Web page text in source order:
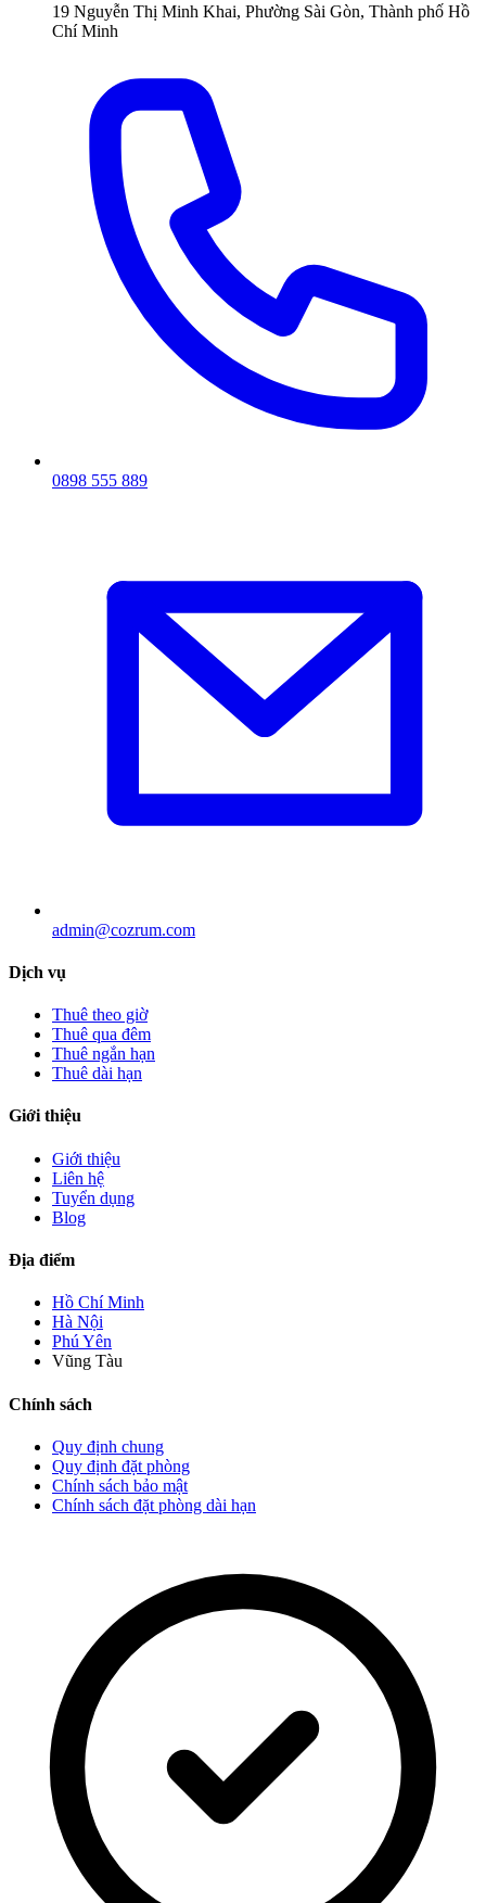
19 Nguyễn Thị Minh Khai, Phường Sài Gòn, Thành phố Hồ
Chí Minh
0898 555 889
admin@cozrum.com
Dịch vụ
Thuê theo giờ
Thuê qua đêm
Thuê ngắn hạn
Thuê dài hạn
Giới thiệu
Giới thiệu
Liên hệ
Tuyển dụng
Blog
Địa điểm
Hồ Chí Minh
Hà Nội
Phú Yên
Vũng Tàu
Chính sách
Quy định chung
Quy định đặt phòng
Chính sách bảo mật
Chính sách đặt phòng dài hạn